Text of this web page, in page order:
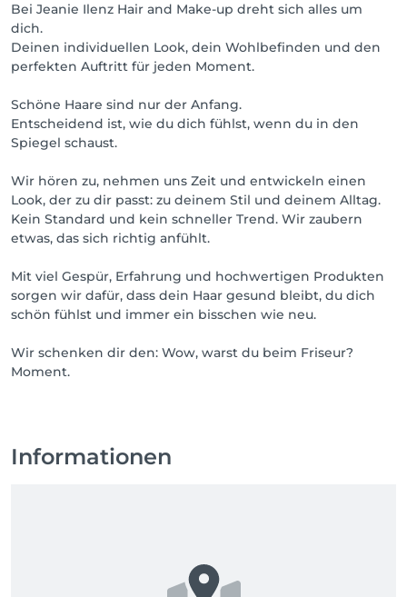
Bei Jeanie Ilenz Hair and Make-up dreht sich alles um
dich.
Deinen individuellen Look, dein Wohlbefinden und den
perfekten Auftritt für jeden Moment.
Schöne Haare sind nur der Anfang.
Entscheidend ist, wie du dich fühlst, wenn du in den
Spiegel schaust.
Wir hören zu, nehmen uns Zeit und entwickeln einen
Look, der zu dir passt: zu deinem Stil und deinem Alltag.
Kein Standard und kein schneller Trend. Wir zaubern
etwas, das sich richtig anfühlt.
Mit viel Gespür, Erfahrung und hochwertigen Produkten
sorgen wir dafür, dass dein Haar gesund bleibt, du dich
schön fühlst und immer ein bisschen wie neu.
Wir schenken dir den: Wow, warst du beim Friseur?
Moment.
Informationen